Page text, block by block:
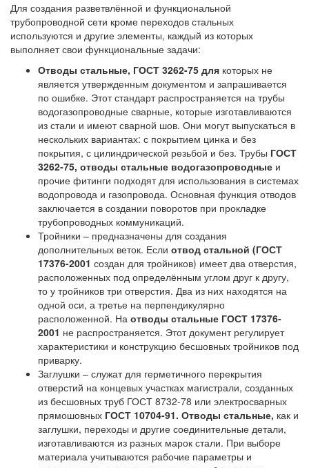
Для создания разветвлённой и функциональной
трубопроводной сети кроме переходов стальных
используются и другие элементы, каждый из которых
выполняет свои функциональные задачи:
Отводы стальные, ГОСТ 3262-75 для которых не
является утвержденным документом и запрашивается
по ошибке. Этот стандарт распространяется на трубы
водогазопроводные сварные, которые изготавливаются
из стали и имеют сварной шов. Они могут выпускаться в
нескольких вариантах: с покрытием цинка и без
покрытия, с цилиндрической резьбой и без. Трубы ГОСТ
3262-75, отводы стальные водогазопроводные и
прочие фитинги подходят для использования в системах
водопровода и газопровода. Основная функция отводов
заключается в создании поворотов при прокладке
трубопроводных коммуникаций.
Тройники – предназначены для создания
дополнительных веток. Если отвод стальной (ГОСТ
17376-2001 создан для тройников) имеет два отверстия,
расположенных под определённым углом друг к другу,
то у тройников три отверстия. Два из них находятся на
одной оси, а третье на перпендикулярно
расположенной. На отводы стальные ГОСТ 17376-
2001 не распространяется. Этот документ регулирует
характеристики и конструкцию бесшовных тройников под
приварку.
Заглушки – служат для герметичного перекрытия
отверстий на концевых участках магистрали, созданных
из бесшовных труб ГОСТ 8732-78 или электросварных
прямошовных ГОСТ 10704-91. Отводы стальные, как и
заглушки, переходы и другие соединительные детали,
изготавливаются из разных марок стали. При выборе
материала учитываются рабочие параметры и